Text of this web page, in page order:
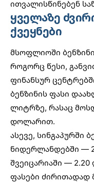
ითვალისწინებენ
ყველაზე
ქვეყნები
მსოფლიოში
როგორც წესი,
ფინანსურ
ბენზინის ფასი
ლიტრზე, რასაც
დოლარით.
ასევე, სინგაპურში
ნიდერლანდებში —
შვეიცარიაში —
ფასები ძირითადად